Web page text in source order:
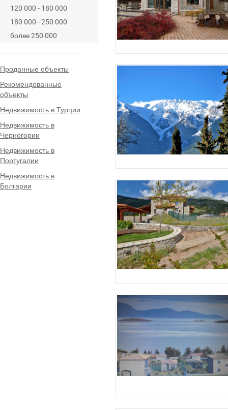
120 000 - 180 000
180 000 - 250 000
более 250 000
Проданные объекты
Рекомендованные
объекты
Недвижимость в Турции
Недвижимость в
Черногории
Недвижимость в
Португалии
Недвижимость в
Болгарии